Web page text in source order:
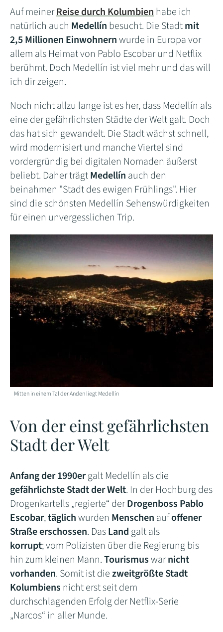
Auf meinerReise durch Kolumbienhabe ich
natürlich auch Medellín besucht. Die Stadtmit
2,5 Millionen Einwohnernwurde in Europa vor
allem als Heimat von Pablo Escobar und Netflix
berühmt. Doch Medellín ist viel mehr und das will
ich dir zeigen.
Noch nicht allzu lange ist es her, dass Medellín als
eine der gefährlichsten Städte der Welt galt. Doch
das hat sich gewandelt. Die Stadt wächst schnell,
wird modernisiert und manche Viertel sind
vordergründig bei digitalen Nomaden äußerst
beliebt. Daher trägtMedellín auch den
beinahmen "Stadt des ewigen Frühlings". Hier
sind die schönsten Medellín Sehenswürdigkeiten
für einen unvergesslichen Trip.
Mitten in einem Tal der Anden liegt Medellín
Von der einst gefährlichsten
Stadt der Welt
Anfang der 1990ergalt Medellín als die
gefährlichste Stadt der Welt. In der Hochburg des
Drogenkartells „regierte“ derDrogenboss Pablo
Escobar,täglichwurden Menschen aufoffener
Straße erschossen. DasLand galt als
korrupt; vom Polizisten über die Regierung bis
hin zum kleinen Mann.Tourismuswarnicht
vorhanden. Somit ist diezweitgrößte Stadt
Kolumbiens nicht erst seit dem
durchschlagenden Erfolg der Netflix-Serie
„Narcos“ in aller Munde.